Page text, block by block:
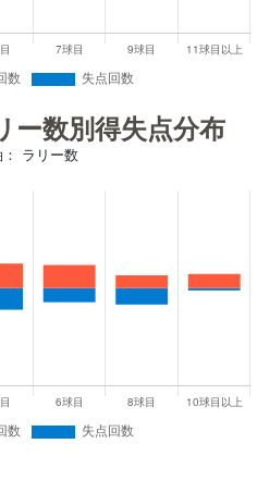
ー数別得失点分布
： ラリー数